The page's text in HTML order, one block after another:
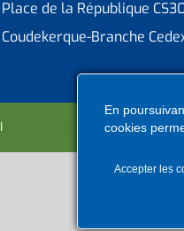
Place de la République
Coudekerque-Branche
I Déclaration d’accessibilitéI
En
cookies
Accepter les